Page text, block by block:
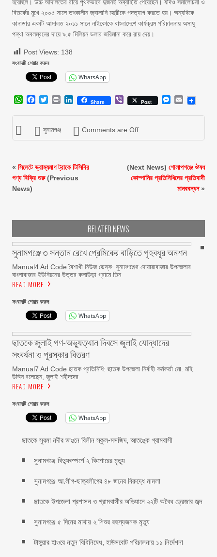
হয়েছিল। উচ্চ আদালতের রায়ে পৃথকভাবে দুজনই অব্যাহতি পেয়েছেন। যদিও সমালোচনা ও
বিতর্কের মুখে ২০০৫ সালে তৎকালীন জ্বালানি মন্ত্রীকে পদত্যাগ করতে হয়। অন্যদিকে
কানাডার একটি আদালত ২০১১ সালে নাইকোকে বাংলাদেশে কার্যক্রম পরিচালনায় অসাধু
পন্থা অবলম্বনের দায়ে ৯.৫ মিলিয়ন ডলার জরিমানা করে রায় দেয়।
Post Views: 138
সংবাদটি শেয়ার করুন
WhatsApp
WhatsApp
Facebook
Twitter
Print LinkedIn
Share ViberPost Messenger
Email
সুনামগঞ্জ Comments are Off
« সিলেটে ভ্রাম্যমাণ ট্রাকে টিসিবির
পণ্য বিক্রি শুরু(Previous
News)
(Next News) গোলাপগঞ্জে ঔষধ
কোম্পানির প্রতিনিধিদের প্রতিবাদী
মানববন্ধন»
RELATED NEWS
সুনামগঞ্জে ৩ সন্তান রেখে প্রেমিকের বাড়িতে গৃহবধূর অনশন
Manual4 Ad Code বৈশাখী নিউজ ডেস্ক: সুনামগঞ্জের দোয়ারাবাজার উপজেলার
বাংলাবাজার ইউনিয়নের উত্তর কলাউড়া গ্রামে তিন
READ MORE
সংবাদটি শেয়ার করুন
WhatsApp
ছাতকে জুলাই গণ-অভ্যুত্থান দিবসে জুলাই যোদ্ধাদের
সংবর্ধনা ও পুরস্কার বিতরণ
Manual7 Ad Code ছাতক প্রতি‌নি‌ধি: ছাতক উপজেলা নির্বাহী কর্মকর্তা মো. মহি
উদ্দিন বলেছেন, জুলাই শহীদদের
READ MORE
সংবাদটি শেয়ার করুন
WhatsApp
ছাতকে সুরমা নদীর ভাঙনে বিলীন স্কুল-মসজিদ, আতঙ্কে গ্রামবাসী
সুনামগঞ্জে বিদ্যুৎস্পর্শে ২ কিশোরের মৃত্যু
সুনামগঞ্জে আ.লীগ-ছাত্রলীগের ৪৮ জনের বিরুদ্ধে মামলা
ছাতকে উপজেলা প্রশাসন ও গ্রামবাসীর অভিযানে ২২টি অবৈধ ড্রেজার জব্দ
সুনামগঞ্জে ৫ দিনের মাথায় ২ শিশুর রহস্যজনক মৃত্যু
টাঙ্গুয়ার হাওরে নতুন বিধিনিষেধ, হাউসবোট পরিচালনায় ১১ নির্দেশনা